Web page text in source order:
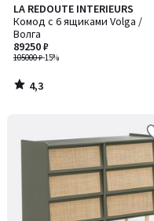
LA REDOUTE INTERIEURS
Комод с 6 ящиками Volga /
Волга
105000 ₽-15%
89250 ₽
4,3
/ 5
4,3
/